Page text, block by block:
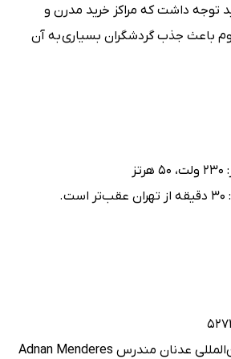
توجه داشت که مراکز خرید مدرن و
باعث جذب گردشگران بسیاری به آن
فرودگاه‌ها: فرودگاه بین‌المللی عدنان مندرس Adnan Menderes